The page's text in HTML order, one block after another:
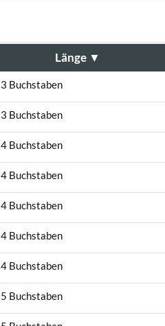
Länge ▼
3 Buchstaben
3 Buchstaben
4 Buchstaben
4 Buchstaben
4 Buchstaben
4 Buchstaben
4 Buchstaben
5 Buchstaben